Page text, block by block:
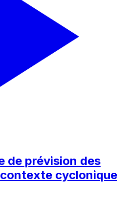
de prévision des
cyclonique